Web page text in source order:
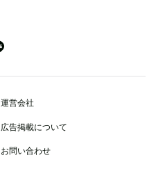
運営会社
広告掲載について
お問い合わせ